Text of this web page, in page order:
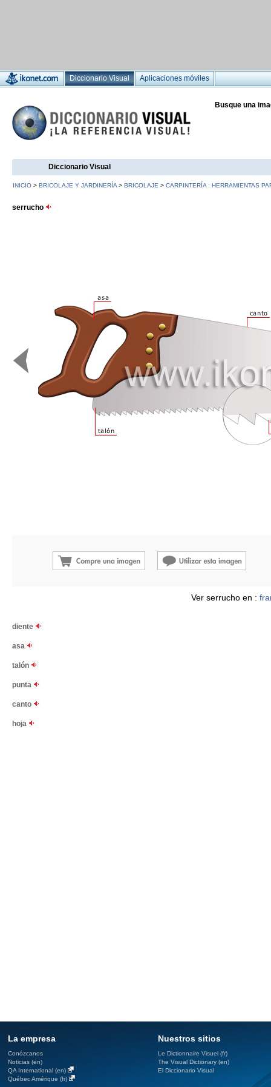
Diccionario Visual Aplicaciones móviles
Busque una
Diccionario Visual
INICIO > BRICOLAJE Y JARDINERÍA > BRICOLAJE > CARPINTERÍA : HERRAMIENTAS
serrucho
Ver serrucho en :
diente
asa
talón
punta
canto
hoja
La empresa
Conózcanos
Noticias (en)
QA International (en)
Québec Amérique (fr)
Nuestros sitios
Le Dictionnaire Visuel (fr)
The Visual Dictionary (en)
El Diccionario Visual